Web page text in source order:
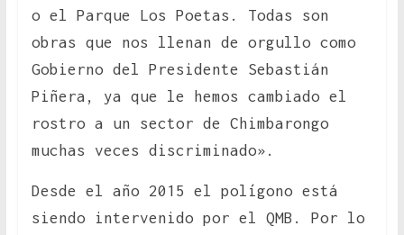
o el Parque Los Poetas. Todas son
obras que nos llenan de orgullo como
Gobierno del Presidente Sebastián
Piñera, ya que le hemos cambiado el
rostro a un sector de Chimbarongo
muchas veces discriminado».
Desde el año 2015 el polígono está
siendo intervenido por el QMB. Por lo